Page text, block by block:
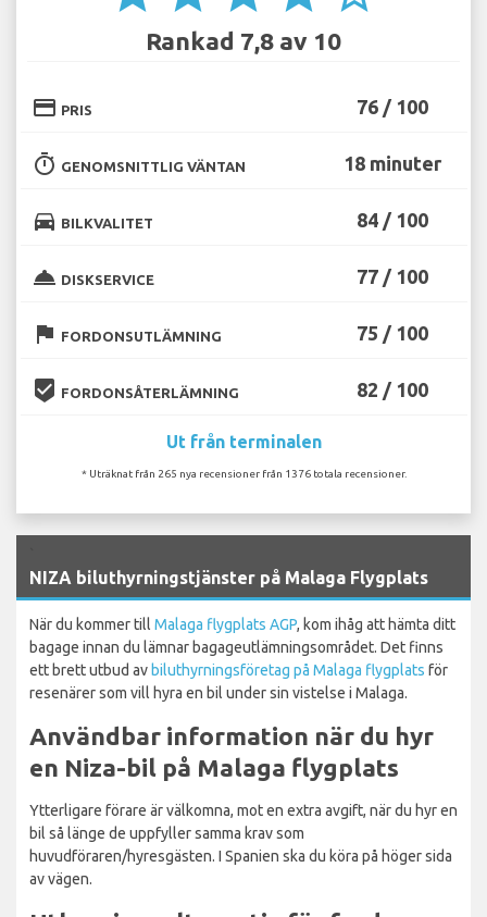
Rankad 7,8 av 10
credit_card PRIS 76 / 100
timer GENOMSNITTLIG VÄNTAN 18 minuter
directions_car BILKVALITET 84 / 100
room_service DISKSERVICE 77 / 100
flag FORDONSUTLÄMNING 75 / 100
beenhere FORDONSÅTERLÄMNING 82 / 100
Ut från terminalen
* Uträknat från 265 nya recensioner från 1376 totala recensioner.
NIZA biluthyrningstjänster på Malaga Flygplats
När du kommer till Malaga flygplats AGP, kom ihåg att hämta ditt
bagage innan du lämnar bagageutlämningsområdet. Det finns
ett brett utbud avbiluthyrningsföretag på Malaga flygplats för
resenärer som vill hyra en bil under sin vistelse i Malaga.
Användbar information när du hyr
en Niza-bil på Malaga flygplats
Ytterligare förare är välkomna, mot en extra avgift, när du hyr en
bil så länge de uppfyller samma krav som
huvudföraren/hyresgästen. I Spanien ska du köra på höger sida
av vägen.